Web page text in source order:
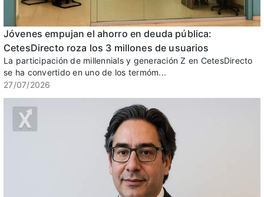
Jóvenes empujan el ahorro en deuda pública:
CetesDirecto roza los 3 millones de usuarios
La participación de millennials y generación Z en CetesDirecto
se ha convertido en uno de los termóm...
27/07/2026